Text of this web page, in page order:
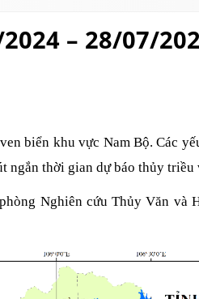
– 28/07/
biển khu vực Nam Bộ. Các
thời gian dự báo thủy triều
Nghiên cứu Thủy Văn và